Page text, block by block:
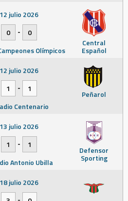
Central
Español
12 julio 2026
0
-
0
Olímpicos
Peñarol
12 julio 2026
1
-
1
Centenario
Defensor
Sporting
13 julio 2026
1
-
1
Antonio Ubilla
18 julio 2026